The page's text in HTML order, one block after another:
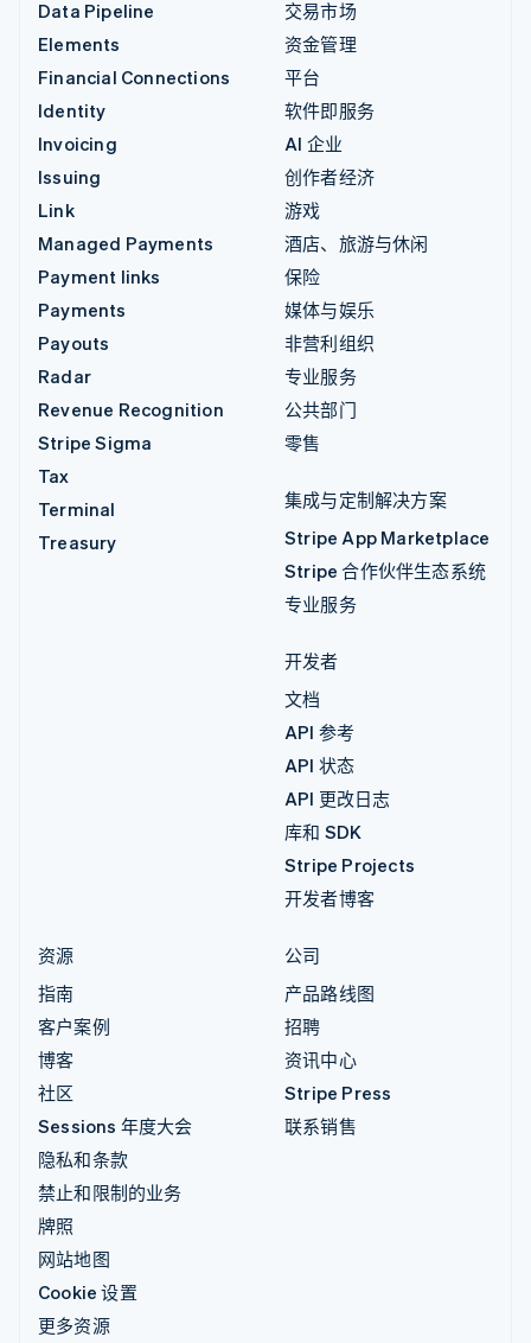
Data Pipeline
Elements
Financial Connections
Identity
Invoicing
Issuing
Link
Managed Payments
Payment links
Payments
Payouts
Radar
Revenue Recognition
Stripe Sigma
Tax
Terminal
Treasury
交易市场
资金管理
平台
软件即服务
AI 企业
创作者经济
游戏
酒店、旅游与休闲
保险
媒体与娱乐
非营利组织
专业服务
公共部门
零售
集成与定制解决方案
Stripe App Marketplace
Stripe 合作伙伴生态系统
专业服务
开发者
文档
API 参考
API 状态
API 更改日志
库和 SDK
Stripe Projects
开发者博客
资源
指南
客户案例
博客
社区
Sessions 年度大会
隐私和条款
禁止和限制的业务
牌照
网站地图
Cookie 设置
更多资源
公司
产品路线图
招聘
资讯中心
Stripe Press
联系销售